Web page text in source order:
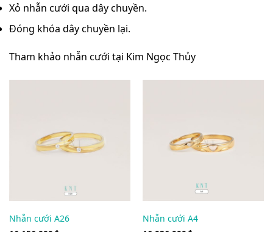
Xỏ nhẫn cưới qua dây chuyền.
Đóng khóa dây chuyền lại.
Tham khảo nhẫn cưới tại Kim Ngọc Thủy
Nhẫn cưới A26
Nhẫn cưới A4